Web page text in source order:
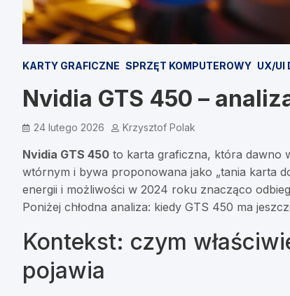
KARTY GRAFICZNE SPRZĘT KOMPUTEROWY UX/UI
Nvidia GTS 450 –
24 lutego 2026 Krzysztof Polak
Nvidia GTS 450 to karta graficzna, która dawno
wtórnym i bywa proponowana jako „tania karta
energii i możliwości w 2024 roku znacząco
Poniżej chłodna analiza: kiedy GTS 450 ma
Kontekst: czym
pojawia